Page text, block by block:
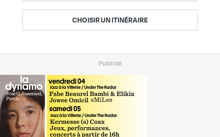
CHOISIR UN ITINÉRAIRE
Publicité